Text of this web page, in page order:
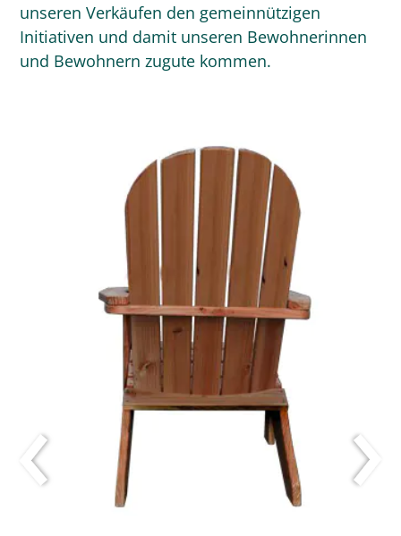
unseren Verkäufen den gemeinnützigen
Initiativen und damit unseren Bewohnerinnen
und Bewohnern zugute kommen.